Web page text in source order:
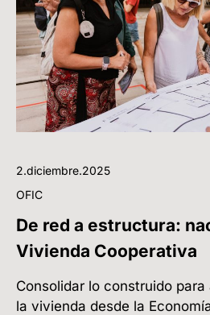
2.diciembre.2025
OFIC
De red a estructura:
Vivienda Cooperativa
Consolidar lo construido
la vivienda desde la